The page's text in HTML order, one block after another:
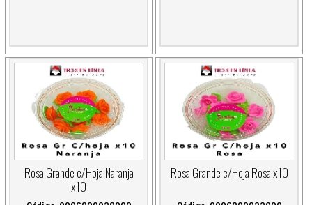
Rosa Grande c/Hoja Naranja
x10
Rosa Grande c/Hoja Rosa x10